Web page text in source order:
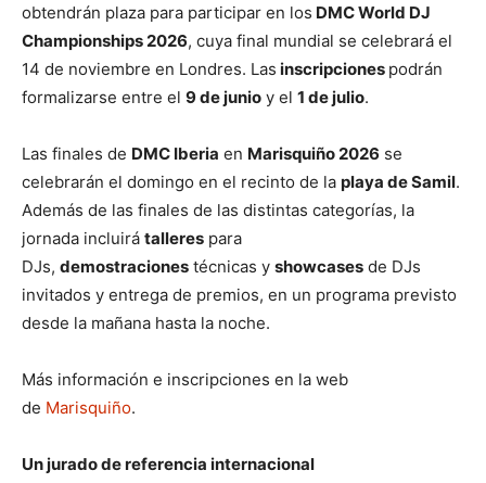
obtendrán plaza para participar en los DMC World DJ
Championships 2026, cuya final mundial se celebrará el
14 de noviembre en Londres. Las inscripciones podrán
formalizarse entre el 9 de junio y el 1 de julio.
Las finales de DMC Iberia en Marisquiño 2026 se
celebrarán el domingo en el recinto de la playa de Samil.
Además de las finales de las distintas categorías, la
jornada incluirá talleres para
DJs, demostraciones técnicas y showcases de DJs
invitados y entrega de premios, en un programa previsto
desde la mañana hasta la noche.
Más información e inscripciones en la web
de Marisquiño.
Un jurado de referencia internacional